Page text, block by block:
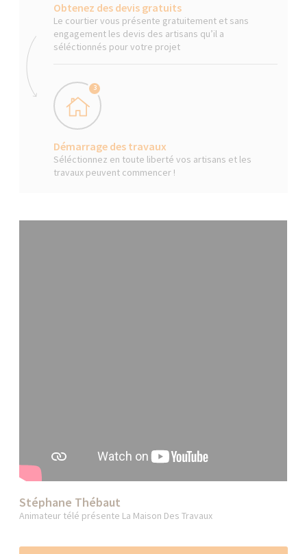
Obtenez des devis gratuits
Le courtier vous présente gratuitement et sans
engagement les devis des artisans qu’il a
séléctionnés pour votre projet
3
Démarrage des travaux
Séléctionnez en toute liberté vos artisans et les
travaux peuvent commencer !
Stéphane Thébaut
Animateur télé présente La Maison Des Travaux